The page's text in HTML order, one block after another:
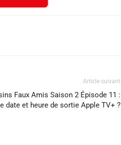
Article suivant
Faux Amis Saison 2 Épisode 11 :
date et heure de sortie Apple TV+ ?